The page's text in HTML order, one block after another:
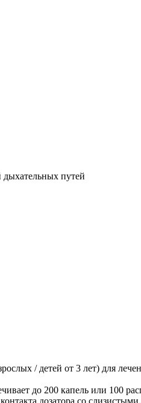
дыхательных путей
/ детей от 3 лет) для
до 200 капель или 100